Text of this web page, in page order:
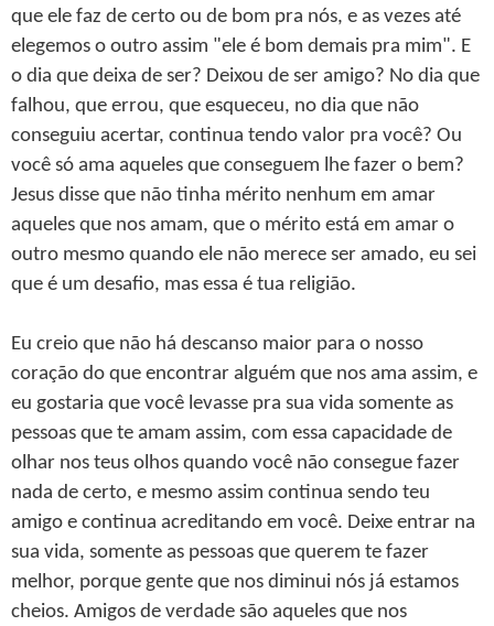
que ele faz de certo ou de bom pra nós, e as vezes até
elegemos o outro assim "ele é bom demais pra mim". E
o dia que deixa de ser? Deixou de ser amigo? No dia que
falhou, que errou, que esqueceu, no dia que não
conseguiu acertar, continua tendo valor pra você? Ou
você só ama aqueles que conseguem lhe fazer o bem?
Jesus disse que não tinha mérito nenhum em amar
aqueles que nos amam, que o mérito está em amar o
outro mesmo quando ele não merece ser amado, eu sei
que é um desafio, mas essa é tua religião.
Eu creio que não há descanso maior para o nosso
coração do que encontrar alguém que nos ama assim, e
eu gostaria que você levasse pra sua vida somente as
pessoas que te amam assim, com essa capacidade de
olhar nos teus olhos quando você não consegue fazer
nada de certo, e mesmo assim continua sendo teu
amigo e continua acreditando em você. Deixe entrar na
sua vida, somente as pessoas que querem te fazer
melhor, porque gente que nos diminui nós já estamos
cheios. Amigos de verdade são aqueles que nos